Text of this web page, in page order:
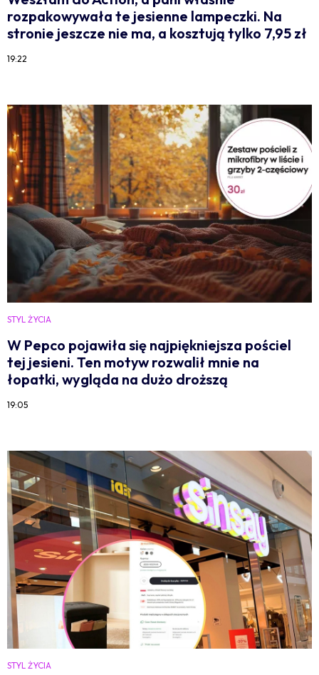
rozpakowywała te jesienne lampeczki. Na
stronie jeszcze nie ma, a kosztują tylko 7,95 zł
19:22
STYL ŻYCIA
W Pepco pojawiła się najpiękniejsza pościel
tej jesieni. Ten motyw rozwalił mnie na
łopatki, wygląda na dużo droższą
19:05
STYL ŻYCIA